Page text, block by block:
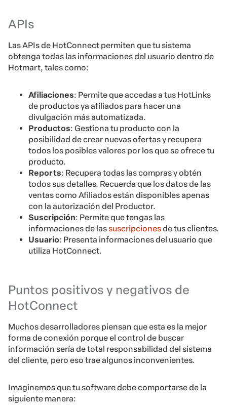
APIs
Las APIs de HotConnect permiten que tu sistema
obtenga todas las informaciones del usuario dentro de
Hotmart, tales como:
Afiliaciones: Permite que accedas a tus HotLinks
de productos ya afiliados para hacer una
divulgación más automatizada.
Productos: Gestiona tu producto con la
posibilidad de crear nuevas ofertas y recupera
todos los posibles valores por los que se ofrece tu
producto.
Reports: Recupera todas las compras y obtén
todos sus detalles. Recuerda que los datos de las
ventas como Afiliados están disponibles apenas
con la autorización del Productor.
Suscripción: Permite que tengas las
informaciones de lassuscripcionesde tus clientes.
Usuario: Presenta informaciones del usuario que
utiliza HotConnect.
Puntos positivos y negativos de
HotConnect
Muchos desarrolladores piensan que esta es la mejor
forma de conexión porque el control de buscar
información sería de total responsabilidad del sistema
del cliente, pero eso trae algunos inconvenientes.
Imaginemos que tu software debe comportarse de la
siguiente manera: